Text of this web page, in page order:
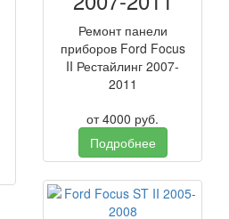
Ремонт панели
приборов Ford Focus
II Рестайлинг 2007-
2011
от4000 руб.
Подробнее